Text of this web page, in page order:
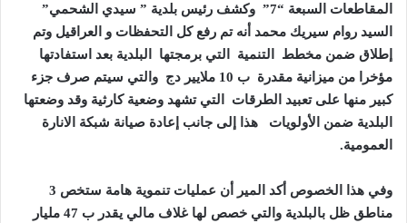
المقاطعات السبعة “7” وكشف رئيس بلدية ” سيدي الشحمي”
السيد روام سيريك محمد أنه تم رفع كل التحفظات و العراقيل وتم
إطلاق ضمن مخطط التنمية التي برمجتها البلدية بعد استفادتها
مؤخرا من ميزانية مقدرة ب 10 ملايير دج والتي سيتم صرف جزء
كبير منها على تعبيد الطرقات التي تشهد وضعية كارثية وقد وضعتها
البلدية ضمن الأولويات هذا إلى جانب إعادة صيانة شبكة الانارة
العمومية.
وفي هذا الخصوص أكد المير أن عمليات تنموية هامة ستخص 3
مناطق ظل بالبلدية والتي خصص لها غلاف مالي يقدر ب 47 مليار